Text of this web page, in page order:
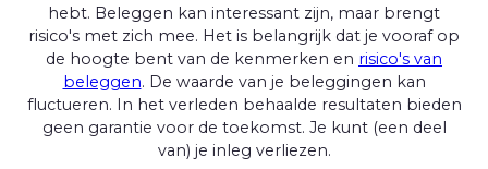
hebt. Beleggen kan interessant zijn, maar brengt
risico's met zich mee. Het is belangrijk dat je vooraf op
de hoogte bent van de kenmerken en risico's van
beleggen. De waarde van je beleggingen kan
fluctueren. In het verleden behaalde resultaten bieden
geen garantie voor de toekomst. Je kunt (een deel
van) je inleg verliezen.